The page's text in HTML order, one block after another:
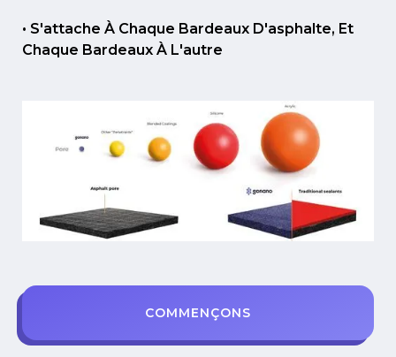
• S'attache À Chaque Bardeaux D'asphalte, Et
Chaque Bardeaux À L'autre
COMMENÇONS